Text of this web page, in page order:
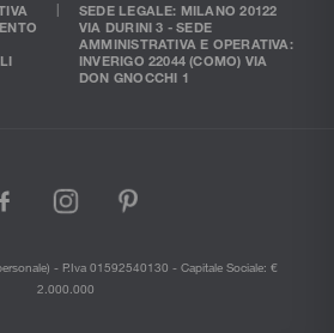
SEDE LEGALE: MILANO 20122
VIA DURINI 3 - SEDE
AMMINISTRATIVA E OPERATIVA:
INVERIGO 22044 (COMO) VIA
DON GNOCCHI 1
instagram
pinterest
- P.Iva 01592540130 - Capitale Sociale: €
2.000.000